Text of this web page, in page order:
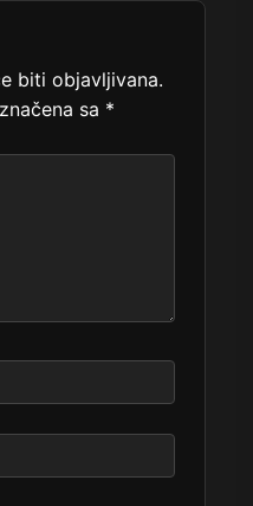
biti objavljivana.
sa *